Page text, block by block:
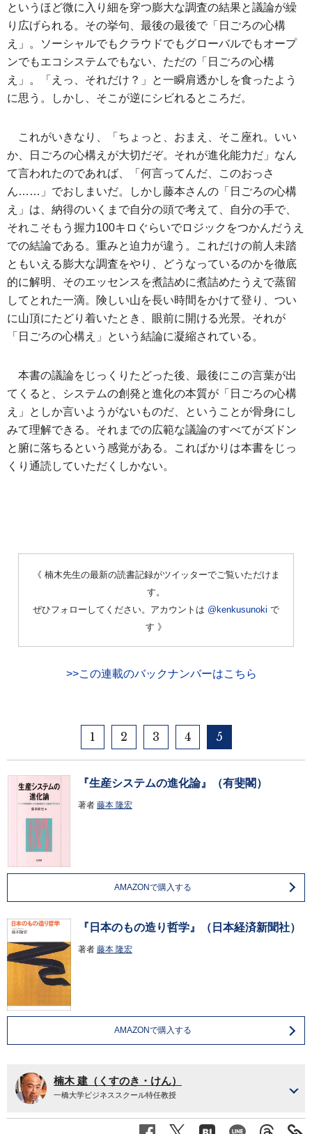
というほど微に入り細を穿つ膨大な調査の結果と議論が繰
り広げられる。その挙句、最後の最後で「日ごろの心構
え」。ソーシャルでもクラウドでもグローバルでもオープ
ンでもエコシステムでもない、ただの「日ごろの心構
え」。「えっ、それだけ？」と一瞬肩透かしを食ったよう
に思う。しかし、そこが逆にシビれるところだ。
これがいきなり、「ちょっと、おまえ、そこ座れ。いい
か、日ごろの心構えが大切だぞ。それが進化能力だ」なん
て言われたのであれば、「何言ってんだ、このおっさ
ん……」でおしまいだ。しかし藤本さんの「日ごろの心構
え」は、納得のいくまで自分の頭で考えて、自分の手で、
それこそもう握力100キロぐらいでロジックをつかんだうえ
での結論である。重みと迫力が違う。これだけの前人未踏
ともいえる膨大な調査をやり、どうなっているのかを徹底
的に解明、そのエッセンスを煮詰めに煮詰めたうえで蒸留
してとれた一滴。険しい山を長い時間をかけて登り、つい
に山頂にたどり着いたとき、眼前に開ける光景。それが
「日ごろの心構え」という結論に凝縮されている。
本書の議論をじっくりたどった後、最後にこの言葉が出
てくると、システムの創発と進化の本質が「日ごろの心構
え」としか言いようがないものだ、ということが骨身にし
みて理解できる。それまでの広範な議論のすべてがズドン
と腑に落ちるという感覚がある。こればかりは本書をじっ
くり通読していただくしかない。
《 楠木先生の最新の読書記録がツイッターでご覧いただけま
す。
ぜひフォローしてください。アカウントは @kenkusunoki で
す 》
>>この連載のバックナンバーはこちら
1 2 3 4 5
『生産システムの進化論』（有斐閣）
著者 藤本 隆宏
AMAZONで購入する
『日本のもの造り哲学』（日本経済新聞社）
著者 藤本 隆宏
AMAZONで購入する
楠木 建（くすのき・けん）
一橋大学ビジネススクール特任教授